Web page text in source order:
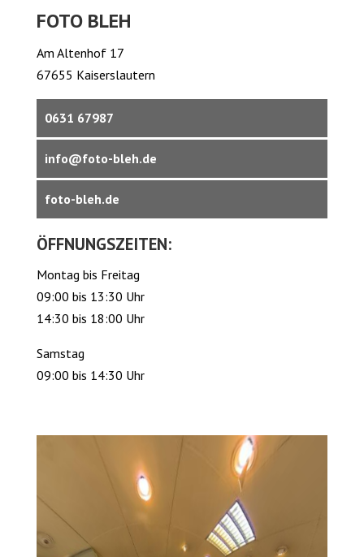
FOTO BLEH
Am Altenhof 17
67655 Kaiserslautern
0631 67987
info@foto-bleh.de
foto-bleh.de
ÖFFNUNGSZEITEN:
Montag bis Freitag
09:00 bis 13:30 Uhr
14:30 bis 18:00 Uhr
Samstag
09:00 bis 14:30 Uhr